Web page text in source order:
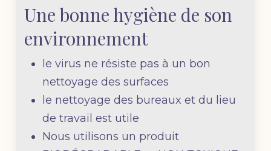
Une bonne hygiène de son
environnement
le virus ne résiste pas à un bon
nettoyage des surfaces
le nettoyage des bureaux et du lieu
de travail est utile
Nous utilisons un produit